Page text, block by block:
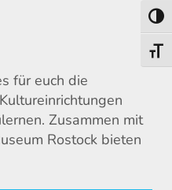
für euch die
Zusammen mit
Rostock bieten